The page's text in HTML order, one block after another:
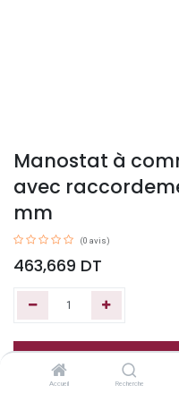
Accueil Recherche
Manostat à
avec
mm
(0 avis)
463,669 DT